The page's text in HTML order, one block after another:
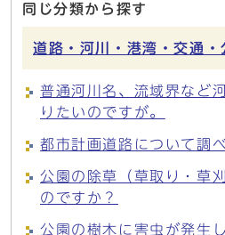
同じ分類から探す
道路・河川・港湾・交通・
普通河川名、流域界など
りたいのですが。
都市計画道路について調
公園の除草（草取り・草
のですか？
公園の樹木に害虫が発生